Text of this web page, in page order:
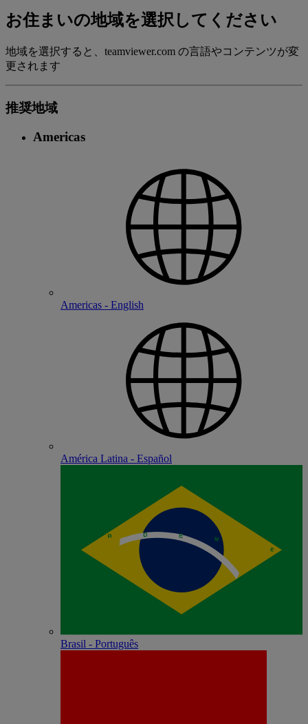
お住まいの地域を選択してください
地域を選択すると、teamviewer.com の言語やコンテンツが変
更されます
推奨地域
Americas
Americas - English
América Latina - Español
Brasil - Português